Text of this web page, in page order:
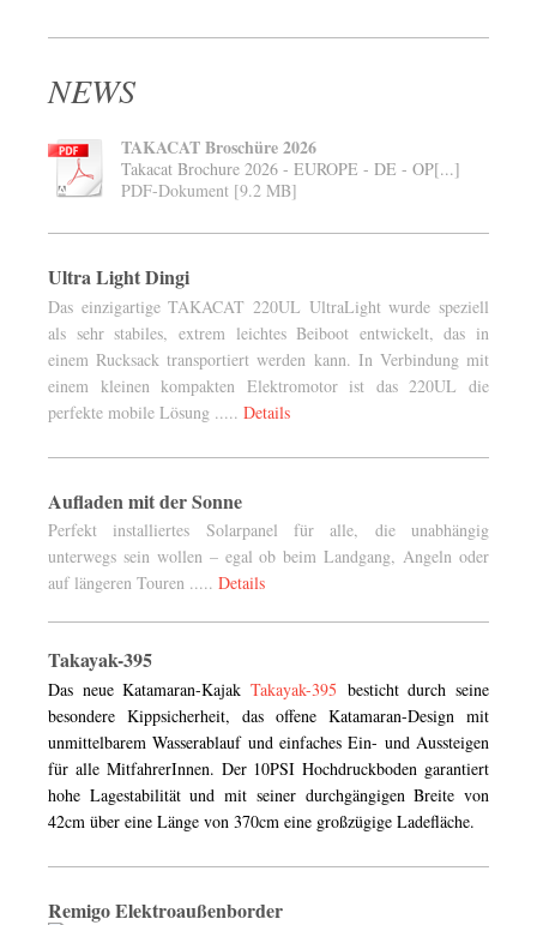
NEWS
TAKACAT Broschüre 2026
Takacat Brochure 2026 - EUROPE - DE - OP[...]
PDF-Dokument [9.2 MB]
Ultra Light Dingi
Das einzigartige TAKACAT 220UL UltraLight wurde speziell
als sehr stabiles, extrem leichtes Beiboot entwickelt, das in
einem Rucksack transportiert werden kann. In Verbindung mit
einem kleinen kompakten Elektromotor ist das 220UL die
perfekte mobile Lösung ..... Details
Aufladen mit der Sonne
Perfekt installiertes Solarpanel für alle, die unabhängig
unterwegs sein wollen – egal ob beim Landgang, Angeln oder
auf längeren Touren ..... Details
Takayak-395
Das neue Katamaran-Kajak Takayak-395 besticht durch seine
besondere Kippsicherheit, das offene Katamaran-Design mit
unmittelbarem Wasserablauf und einfaches Ein- und Aussteigen
für alle MitfahrerInnen. Der 10PSI Hochdruckboden garantiert
hohe Lagestabilität und mit seiner durchgängigen Breite von
42cm über eine Länge von 370cm eine großzügige Ladefläche.
Remigo Elektroaußenborder